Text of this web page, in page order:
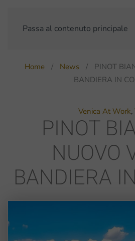
Passa al contenuto principale
Home News
PINOT
BANDIERA IN
Venica At Work,
PINOT
NUOVO
BANDIERA